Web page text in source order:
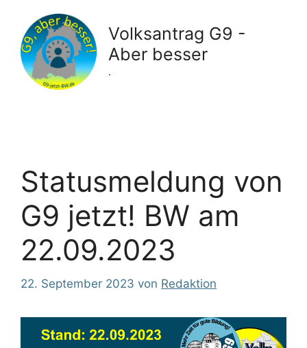
Inhalt
springen
Volksantrag G9 -
Aber besser
.
Statusmeldung von
G9 jetzt! BW am
22.09.2023
22. September 2023 von Redaktion